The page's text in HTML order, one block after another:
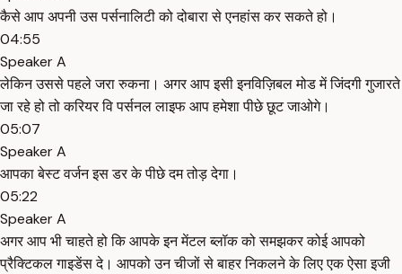
कैसे आप अपनी उस पर्सनालिटी को दोबारा से एनहांस कर सकते हो।
04:55
Speaker A
लेकिन उससे पहले जरा रुकना। अगर आप इसी इनविज़िबल मोड में जिंदगी गुजारते
जा रहे हो तो करियर वि पर्सनल लाइफ आप हमेशा पीछे छूट जाओगे।
05:07
Speaker A
आपका बेस्ट वर्जन इस डर के पीछे दम तोड़ देगा।
05:22
Speaker A
अगर आप भी चाहते हो कि आपके इन मेंटल ब्लॉक को समझकर कोई आपको
प्रैक्टिकल गाइडेंस दे। आपको उन चीजों से बाहर निकलने के लिए एक ऐसा इजी